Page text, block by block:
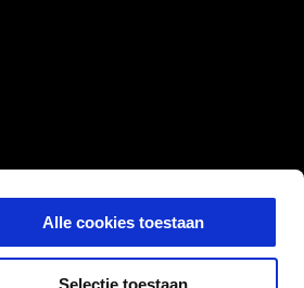
Alle cookies toestaan
Selectie toestaan